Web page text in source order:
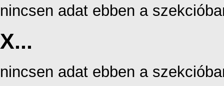
nincsen adat ebben a
X...
nincsen adat ebben a